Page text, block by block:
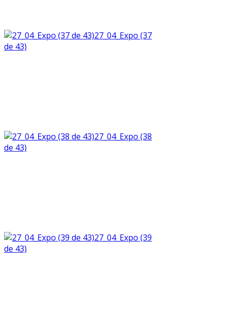
27_04_Expo (37
de 43)
27_04_Expo (38
de 43)
27_04_Expo (39
de 43)